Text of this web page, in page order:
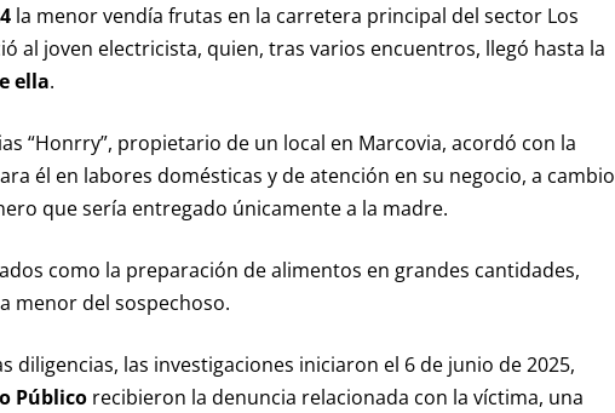
la menor vendía frutas en la carretera principal del sector Los
al joven electricista, quien, tras varios encuentros, llegó hasta la
ella.
“Honrry”, propietario de un local en Marcovia, acordó con la
él en labores domésticas y de atención en su negocio, a cambio
que sería entregado únicamente a la madre.
como la preparación de alimentos en grandes cantidades,
menor del sospechoso.
diligencias, las investigaciones iniciaron el 6 de junio de 2025,
Público recibieron la denuncia relacionada con la víctima, una